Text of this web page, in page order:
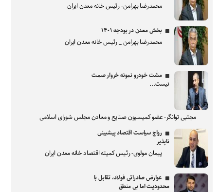
محمدرضا بهرامن- رئیس خانه معدن ایران
بخش معدن در بودجه ۱۴۰۱
محمدرضا بهرامن _ رئیس خانه معدن ایران
مشت خودرو نمونه خروار صمت
نیست...
مجتبی توانگر- عضو کمیسیون صنایع و معادن مجلس شورای اسلامی
رواج سیاست اقتصاد پیشبینی
ناپذیر
پیمان مولوی- رئیس کمیته اقتصاد خانه معدن ایران
عوارض صادراتی فولاد، تقابل با
محدودیت اما بی منطق